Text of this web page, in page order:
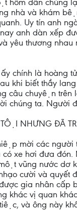
hôm dân chúng
nhà và khám
Uy tín anh
anh dàn xếp
yêu thương
chính là hoàng
khi biết thầy
câu chuyện
chúng ta. Người
NHƯNG ĐÃ
mời các người
xe hơi đưa
vũng nước dơ
cười và quyết
gia nhân cấp
khác vị quan
và ông này